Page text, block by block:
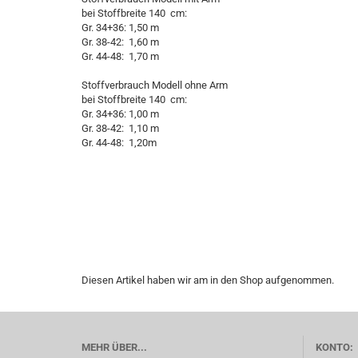
bei Stoffbreite 140 cm:
Gr. 34+36: 1,50 m
Gr. 38-42: 1,60 m
Gr. 44-48: 1,70 m
Stoffverbrauch Modell ohne Arm
bei Stoffbreite 140 cm:
Gr. 34+36: 1,00 m
Gr. 38-42: 1,10 m
Gr. 44-48: 1,20m
Diesen Artikel haben wir am in den Shop aufgenommen.
MEHR ÜBER...
KONTO: